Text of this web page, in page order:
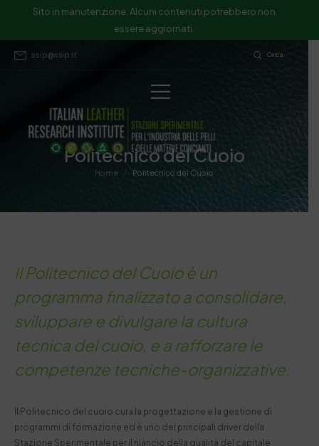
Sito in manutenzione. Alcuni contenuti potrebbero non
essere aggiornati.
ssip@ssip.it Cerca
Politecnico del Cuoio
Home / Politecnico del Cuoio
Il Politecnico del Cuoio è un
programma finalizzato a consolidare,
sviluppare e divulgare la cultura
tecnica del cuoio, e a rafforzare le
competenze tecniche-organizzative.
Il Politecnico del cuoio cura la progettazione e la gestione di
programmi di formazione ed è uno dei principali driver della
Stazione Sperimentale per il rilancio della qualità del capitale